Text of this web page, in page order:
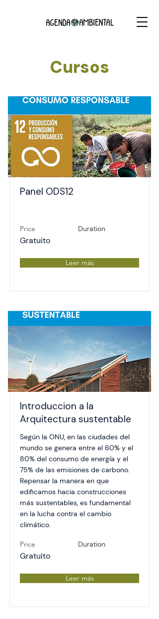
Cursos
Panel ODS12
Price
Gratuito
Duration
Leer más
Introduccion a la
Arquitectura sustentable
Según la ONU, en las ciudades del
mundo se genera entre el 60% y el
80% del consumo de energía y el
75% de las emisiones de carbono.
Repensar la manera en que
edificamos hacia construcciones
más sustentables, es fundamental
en la lucha contra el cambio
climático.
Price
Gratuito
Duration
Leer más